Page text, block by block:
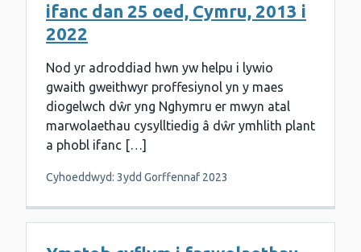
ifanc dan 25 oed, Cymru, 2013 i
2022
Nod yr adroddiad hwn yw helpu i lywio
gwaith gweithwyr proffesiynol yn y maes
diogelwch dŵr yng Nghymru er mwyn atal
marwolaethau cysylltiedig â dŵr ymhlith plant
a phobl ifanc […]
Cyhoeddwyd: 3ydd Gorffennaf 2023